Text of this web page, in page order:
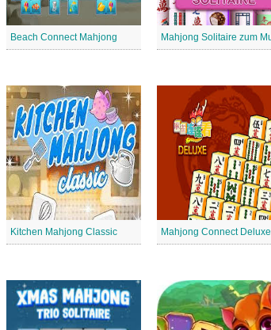
Beach Connect Mahjong
Kitchen Mahjong Classic Mahjong Connect Deluxe